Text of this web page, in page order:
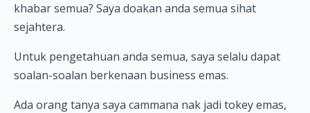
khabar semua? Saya doakan anda semua sihat
sejahtera.
Untuk pengetahuan anda semua, saya selalu dapat
soalan-soalan berkenaan business emas.
Ada orang tanya saya cammana nak jadi tokey emas,